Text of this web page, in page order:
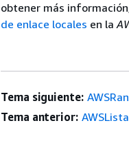
obtener más
de enlace locales en la
Tema siguiente:
Tema anterior: